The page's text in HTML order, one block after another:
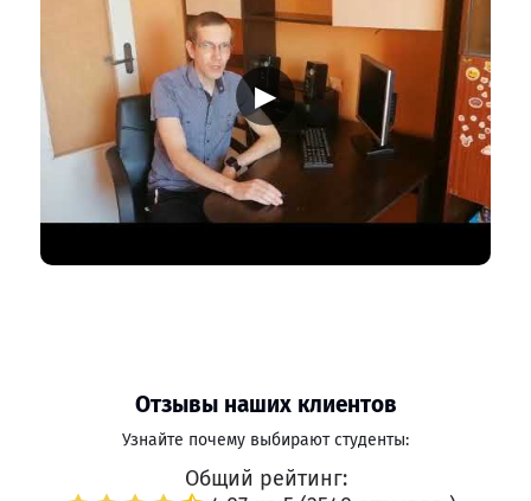
▶
Отзывы наших клиентов
Узнайте почему выбирают студенты:
Общий рейтинг: